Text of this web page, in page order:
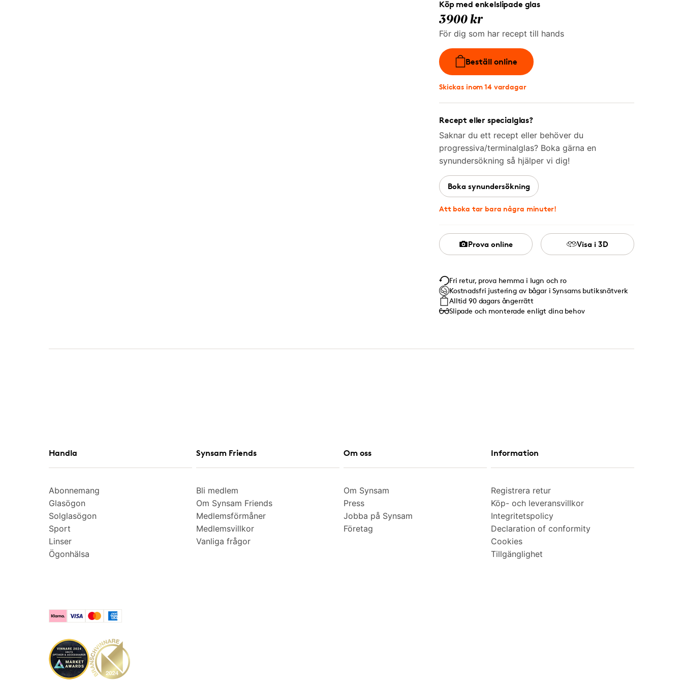
Köp med enkelslipade glas
3900 kr
För dig som har recept till hands
Beställ online
Skickas inom 14 vardagar
Recept eller specialglas?
Saknar du ett recept eller behöver du
progressiva/terminalglas? Boka gärna en
synundersökning så hjälper vi dig!
Boka synundersökning
Att boka tar bara några minuter!
Prova online Visa i 3D
Fri retur, prova hemma i lugn och ro
Kostnadsfri justering av bågar i Synsams butiksnätverk
Alltid 90 dagars ångerrätt
Slipade och monterade enligt dina behov
Handla
Abonnemang
Glasögon
Solglasögon
Sport
Linser
Ögonhälsa
Synsam Friends
Bli medlem
Om Synsam Friends
Medlemsförmåner
Medlemsvillkor
Vanliga frågor
Om oss
Om Synsam
Press
Jobba på Synsam
Företag
Information
Registrera retur
Köp- och leveransvillkor
Integritetspolicy
Declaration of conformity
Cookies
Tillgänglighet
KlarnaVisa MastercardAmerican Express